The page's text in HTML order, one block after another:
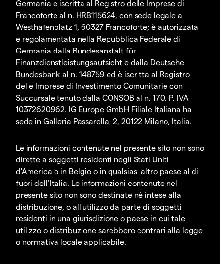
Germania e iscritta al Registro delle Imprese di
Francoforte al n. HRB115624, con sede legale a
Westhafenplatz 1, 60327 Francoforte; è autorizzata
e regolamentata nella Repubblica Federale di
Germania dalla Bundesanstalt für
Finanzdienstleistungsaufsicht e dalla Deutsche
Bundesbank al n. 148759 ed è iscritta al Registro
delle Imprese di Investimento Comunitarie con
Succursale tenuto dalla CONSOB al n. 170. P. IVA
10372620962. IG Europe GmbH Filiale Italiana ha
sede in Galleria Passarella, 2, 20122 Milano, Italia.
Le informazioni contenute nel presente sito non sono
dirette a soggetti residenti negli Stati Uniti
d'America o in Belgio o in qualsiasi altro paese al di
fuori dell’Italia. Le informazioni contenute nel
presente sito non sono destinate né intese alla
distribuzione, o all'utilizzo da parte di soggetti
residenti in una giurisdizione o paese in cui tale
utilizzo o distribuzione sarebbero contrari alla legge
o normativa locale applicabile.